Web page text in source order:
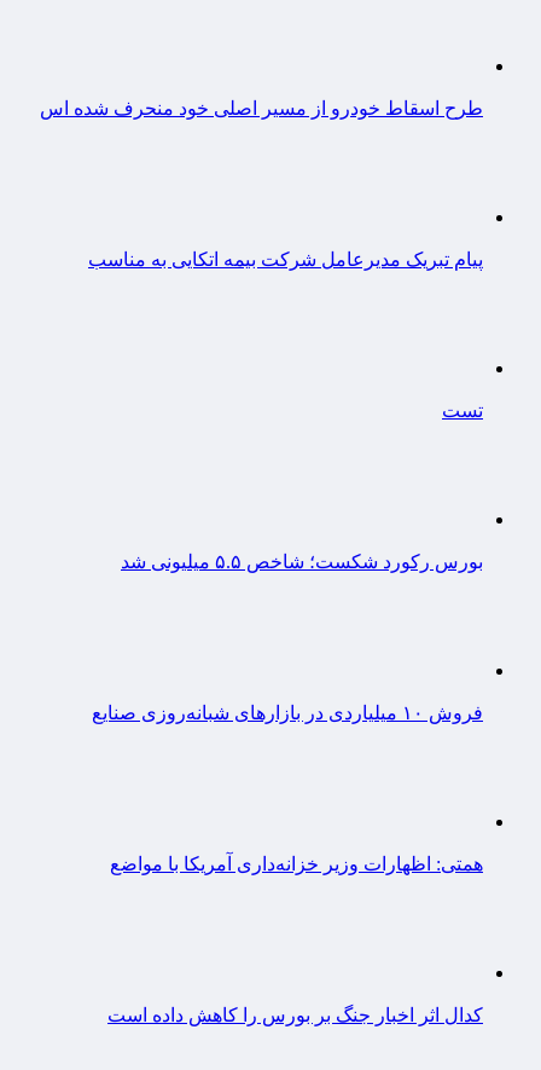
طرح اسقاط خودرو از مسیر اصلی خود منحرف شده اس
پیام تبریک مدیرعامل شرکت بیمه اتکایی به مناسب
تست
بورس رکورد شکست؛ شاخص ۵.۵ میلیونی شد
فروش ۱۰ میلیاردی در بازارهای شبانه‌روزی صنایع
همتی: اظهارات وزیر خزانه‌داری آمریکا با مواضع
کدال اثر اخبار جنگ بر بورس را کاهش داده است